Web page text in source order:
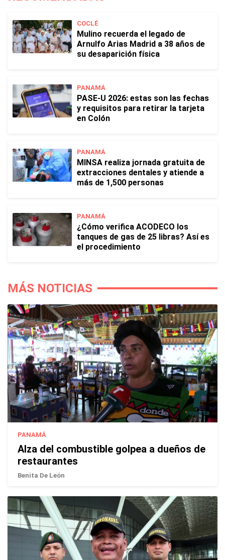
COCLÉ
Mulino recuerda el legado de
Arnulfo Arias Madrid a 38 años de
su desaparición física
PANAMÁ
PASE-U 2026: estas son las fechas
y requisitos para retirar la tarjeta
en Colón
PANAMÁ
MINSA realiza jornada gratuita de
extracciones dentales y atiende a
más de 1,500 personas
PANAMÁ
¿Cómo verifica ACODECO los
tanques de gas de 25 libras? Así es
el procedimiento
MÁS NOTICIAS
PANAMÁ
Alza del combustible golpea a dueños de
restaurantes
Benita De León